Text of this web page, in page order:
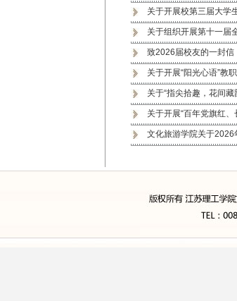
关于开展校第三届大学
关于组织开展第十一届
致2026届校友的一封信
关于开展“阳光心语”教
关于“指尖拾趣，花间
关于开展“百年党旗红
文化旅游学院关于2026